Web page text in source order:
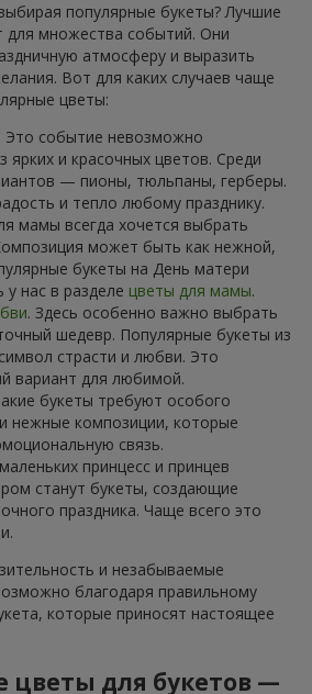
популярные букеты? Лучшие
для множества событий. Они
атмосферу и выразить
Вот для каких случаев чаще
цветы:
. Это событие невозможно
ярких и красочных цветов. Среди
— пионы, тюльпаны, герберы.
и тепло любому празднику.
мамы всегда хочется выбрать
может быть как нежной,
букеты на День матери
нас в разделе цветы для мамы.
. Здесь особенно важно выбрать
шедевр. Популярные букеты из
страсти и любви. Это
вариант для любимой.
букеты требуют особого
нежные композиции, которые
связь.
принцесс и принцев
станут букеты, создающие
праздника. Чаще всего это
и незабываемые
благодаря правильному
которые приносят настоящее
цветы для букетов —